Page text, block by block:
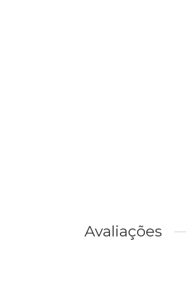
Avaliações